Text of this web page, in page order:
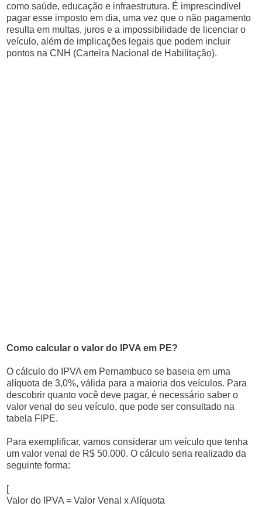
como saúde, educação e infraestrutura. É imprescindível
pagar esse imposto em dia, uma vez que o não pagamento
resulta em multas, juros e a impossibilidade de licenciar o
veículo, além de implicações legais que podem incluir
pontos na CNH (Carteira Nacional de Habilitação).
Como calcular o valor do IPVA em PE?
O cálculo do IPVA em Pernambuco se baseia em uma
alíquota de 3,0%, válida para a maioria dos veículos. Para
descobrir quanto você deve pagar, é necessário saber o
valor venal do seu veículo, que pode ser consultado na
tabela FIPE.
Para exemplificar, vamos considerar um veículo que tenha
um valor venal de R$ 50.000. O cálculo seria realizado da
seguinte forma:
[
Valor do IPVA = Valor Venal x Alíquota